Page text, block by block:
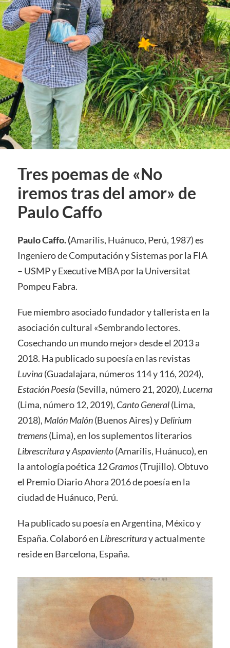
Tres poemas de «No
iremos tras del amor» de
Paulo Caffo
Paulo Caffo. (Amarilis, Huánuco, Perú, 1987) es
Ingeniero de Computación y Sistemas por la FIA
– USMP y Executive MBA por la Universitat
Pompeu Fabra.
Fue miembro asociado fundador y tallerista en la
asociación cultural «Sembrando lectores.
Cosechando un mundo mejor» desde el 2013 a
2018. Ha publicado su poesía en las revistas
Luvina(Guadalajara, números 114 y 116, 2024),
Estación Poesía(Sevilla, número 21, 2020), Lucerna
(Lima, número 12, 2019), Canto General(Lima,
2018), Malón Malón(Buenos Aires) yDelirium
tremens(Lima), en los suplementos literarios
LibrescriturayAspaviento(Amarilis, Huánuco), en
la antología poética 12 Gramos(Trujillo). Obtuvo
el Premio Diario Ahora 2016 de poesía en la
ciudad de Huánuco, Perú.
Ha publicado su poesía en Argentina, México y
España. Colaboró en Librescrituray actualmente
reside en Barcelona, España.